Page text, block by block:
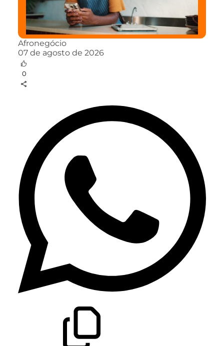
Afronegócio
07 de agosto de 2026
0